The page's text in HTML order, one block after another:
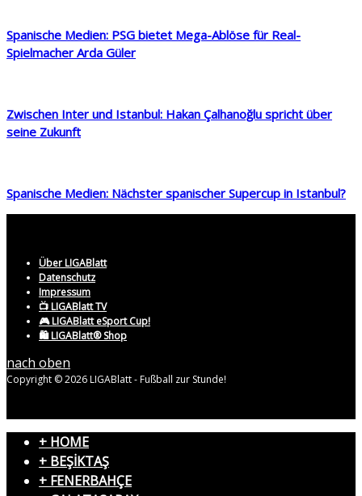
Spanische Medien: PSG bietet Mega-Ablöse für Real-
Spielmacher Arda Güler
Zwischen Inter und Istanbul: Hakan Çalhanoğlu spricht über
seine Zukunft
Spanische Medien: Nächster spanischer Supercup in Istanbul?
Über LIGABlatt
Datenschutz
Impressum
📺 LIGABlatt TV
🎮 LIGABlatt eSport Cup!
🛍️ LIGABlatt® Shop
nach oben
Copyright © 2026 LIGABlatt - Fußball zur Stunde!
+ HOME
+ BEŞİKTAŞ
+ FENERBAHÇE